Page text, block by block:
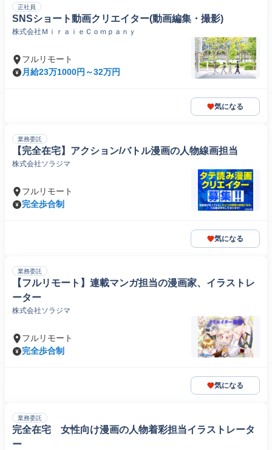
正社員
SNSショート動画クリエイター(動画編集・撮影)
株式会社ＭｉｒａｉｅＣｏｍｐａｎｙ
フルリモート
月給23万1000円～32万円
気になる
業務委託
【完全在宅】アクション/バトル漫画の人物線画担当
株式会社ソラジマ
フルリモート
完全歩合制
気になる
業務委託
【フルリモート】連載マンガ担当の漫画家、イラストレ
ーター
株式会社ソラジマ
フルリモート
完全歩合制
気になる
業務委託
完全在宅 女性向け漫画の人物着彩担当イラストレータ
ー